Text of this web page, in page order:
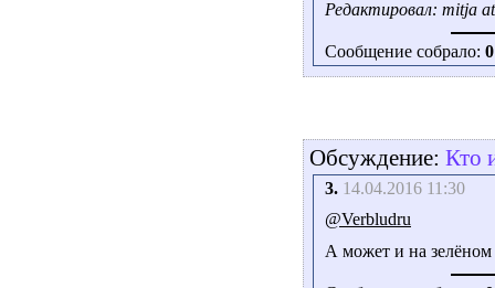
Редактировал: mitja
Сообщение собрало: 0
Обсуждение: Кто
3. 14.04.2016 11:30
@Verbludru
А может и на зелёном